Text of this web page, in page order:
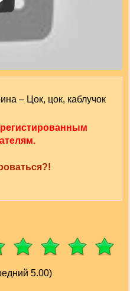
– Цок, цок, каблучок
5.00)